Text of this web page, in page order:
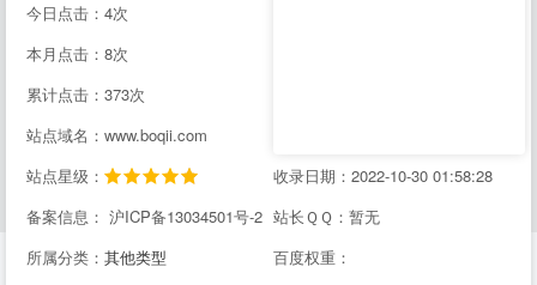
今日点击：4次
本月点击：8次
累计点击：373次
站点域名：www.boqii.com
站点星级：
收录日期：2022-10-30 01:58:28
备案信息： 沪ICP备13034501号-2 站长ＱＱ：暂无
所属分类： 其他类型
百度权重：